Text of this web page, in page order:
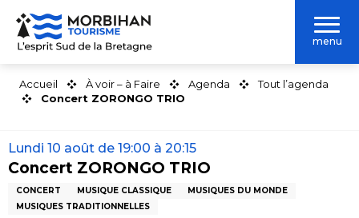
Aller
contenu
menu
Accueil À voir – à Faire Agenda
Tout l’agenda
Concert ZORONGO TRIO
Lundi 10 août de 19:00 à 20:15
Concert ZORONGO TRIO
CONCERT MUSIQUE CLASSIQUE
MUSIQUES DU MONDE
MUSIQUES TRADITIONNELLES